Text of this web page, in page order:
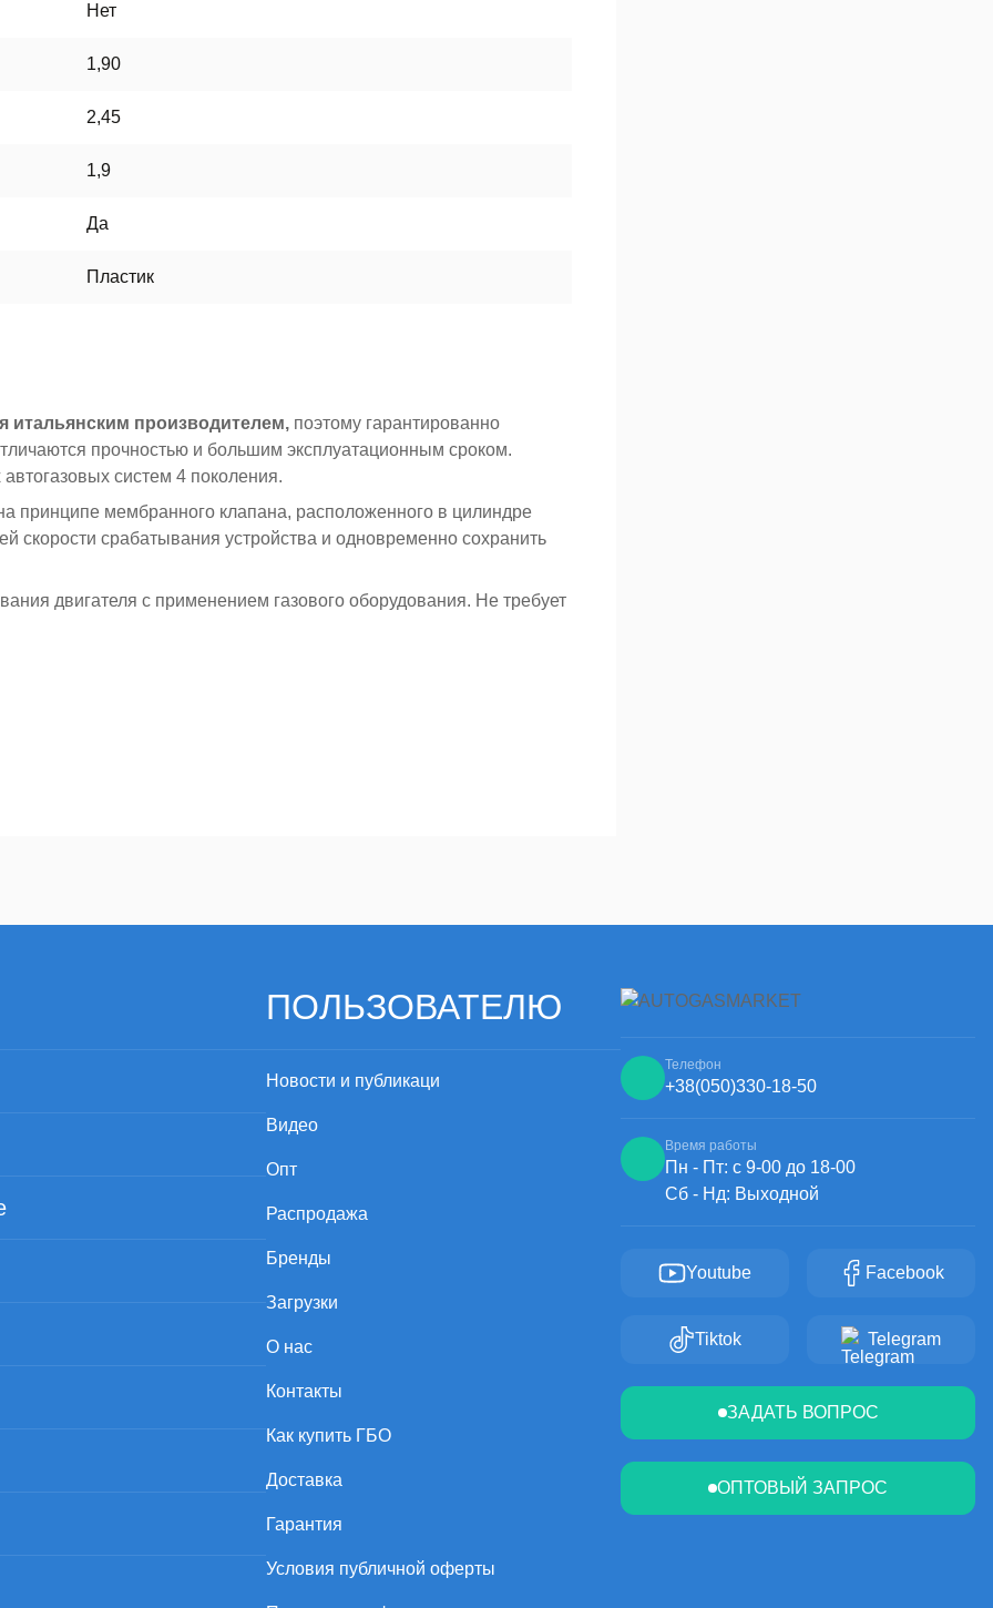
Нет
1,90
2,45
1,9
Да
Пластик
итальянским производителем, поэтому гарантированно
прочностью и большим эксплуатационным сроком.
систем 4 поколения.
принципе мембранного клапана, расположенного в цилиндре
скорости срабатывания устройства и одновременно сохранить
двигателя с применением газового оборудования. Не требует
ПОЛЬЗОВАТЕЛЮ
Новости и публикаци
Видео
Опт
Распродажа
Бренды
Загрузки
О нас
Контакты
Как купить ГБО
Доставка
Гарантия
Условия публичной оферты
Телефон
+38(050)330-18-50
Время работы
Пн - Пт: с 9-00 до 18-00
Сб - Нд: Выходной
Youtube Facebook
Tiktok Telegram
ЗАДАТЬ ВОПРОС
ОПТОВЫЙ ЗАПРОС